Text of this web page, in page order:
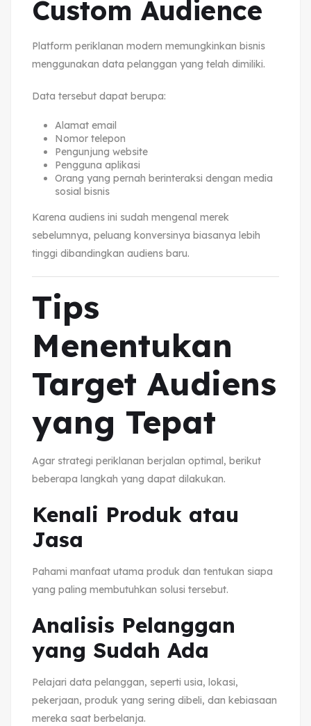
Custom Audience
Platform periklanan modern memungkinkan bisnis
menggunakan data pelanggan yang telah dimiliki.
Data tersebut dapat berupa:
Alamat email
Nomor telepon
Pengunjung website
Pengguna aplikasi
Orang yang pernah berinteraksi dengan media
sosial bisnis
Karena audiens ini sudah mengenal merek
sebelumnya, peluang konversinya biasanya lebih
tinggi dibandingkan audiens baru.
Tips
Menentukan
Target Audiens
yang Tepat
Agar strategi periklanan berjalan optimal, berikut
beberapa langkah yang dapat dilakukan.
Kenali Produk atau
Jasa
Pahami manfaat utama produk dan tentukan siapa
yang paling membutuhkan solusi tersebut.
Analisis Pelanggan
yang Sudah Ada
Pelajari data pelanggan, seperti usia, lokasi,
pekerjaan, produk yang sering dibeli, dan kebiasaan
mereka saat berbelanja.